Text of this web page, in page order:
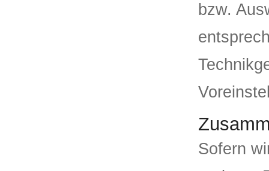
bzw.
Sofern